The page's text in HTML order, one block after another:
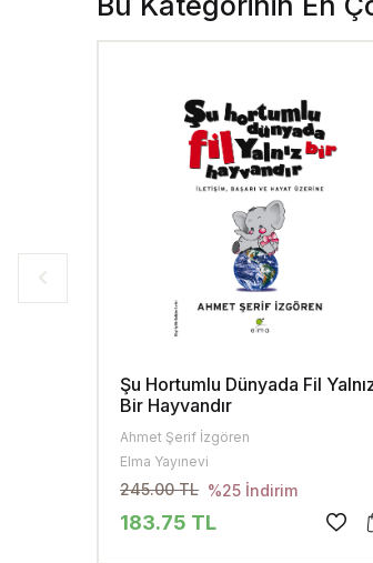
Şu Hortumlu Dünyada Fil
Bir Hayvandır
Ahmet Şerif İzgören
Elma Yayınevi
245.00 TL %25 İndirim
183.75 TL